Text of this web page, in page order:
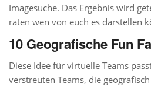
Imagesuche. Das Ergebnis wird
raten wen von euch es darstellen
10 Geografische Fun
Diese Idee für virtuelle Teams
verstreuten Teams, die